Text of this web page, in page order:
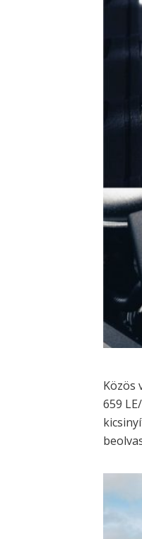
Közös
659